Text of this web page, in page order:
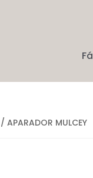
/ APARADOR MULCEY